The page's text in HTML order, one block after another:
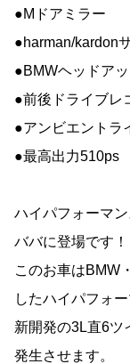
●Mドアミラー
●harman/kardon
●BMWヘッドア
●前後ドライブレ
●アンビエントラ
●最高出力510ps
ハイパフォーマ
ババに登場です！
このお車はBMW
したハイパフォ
新開発の3L直6ツ
発生させます。